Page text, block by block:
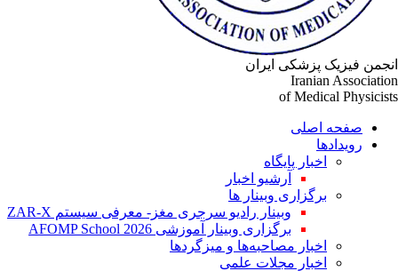
فیزیک پزشکی ایران
Iranian
of Medical
صفحه اصلی
رویدادها
اخبار پایگاه
آرشیو اخبار
برگزاری وبینار ها
وبینار رادیو سرجری مغز- معرفی سیستم ZAR-X
برگزاری وبینار آموزشی AFOMP School 2026
اخبار مصاحبه‌ها و میزگردها
اخبار مجلات علمی